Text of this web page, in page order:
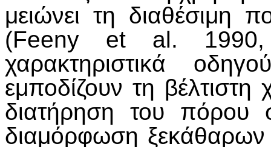
μειώνει τη διαθέσιμη
(Feeny et al.
χαρακτηριστικά
εμποδίζουν τη
διατήρηση του
διαμόρφωση ξεκάθαρων